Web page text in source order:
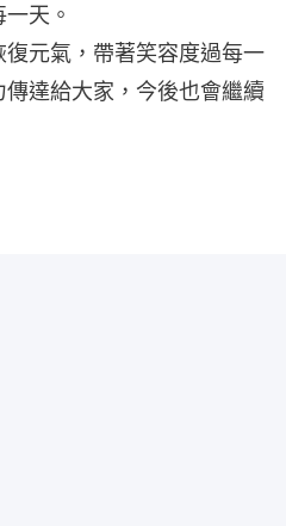
天。
元氣，帶著笑容度過每一
達給大家，今後也會繼續